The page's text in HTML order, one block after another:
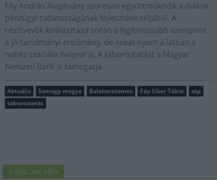
Fáy András Alapítvány szorosan együttműködik a diákok
pénzügyi tudatosságának fejlesztése céljából. A
résztvevők kiválasztása során a legfontosabb szempont
a jó tanulmányi eredmény, de sokat nyom a latban a
nehéz szociális helyzet is. A táboroztatást a Magyar
Nemzeti Bank is támogatja.
Aktuális Somogy megye Balatonszemes Fáy Siker Tábor
otp
táboroztatás
AJÁNLJUK MÉG